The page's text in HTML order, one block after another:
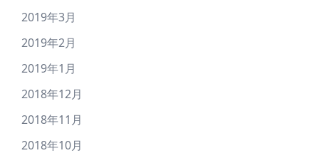
2019年3月
2019年2月
2019年1月
2018年12月
2018年11月
2018年10月